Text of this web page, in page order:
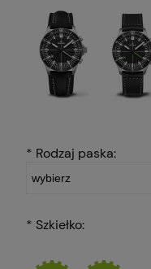
* Rodzaj paska:
* Szkiełko: